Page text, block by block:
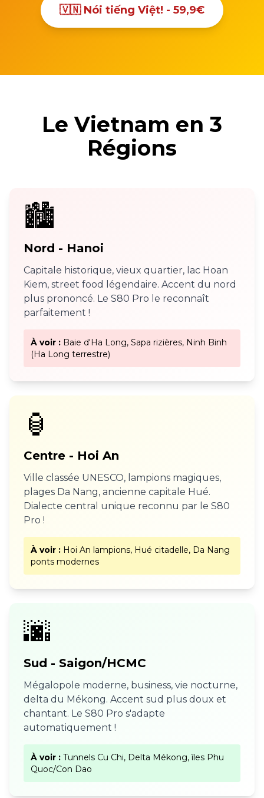
🇻🇳 Nói tiếng Việt! - 59,9€
Le Vietnam en 3
Régions
🏙️
Nord - Hanoi
Capitale historique, vieux quartier, lac Hoan
Kiem, street food légendaire. Accent du nord
plus prononcé. Le S80 Pro le reconnaît
parfaitement !
À voir : Baie d'Ha Long, Sapa rizières, Ninh Binh
(Ha Long terrestre)
🏮
Centre - Hoi An
Ville classée UNESCO, lampions magiques,
plages Da Nang, ancienne capitale Hué.
Dialecte central unique reconnu par le S80
Pro !
À voir : Hoi An lampions, Hué citadelle, Da Nang
ponts modernes
🌆
Sud - Saigon/HCMC
Mégalopole moderne, business, vie nocturne,
delta du Mékong. Accent sud plus doux et
chantant. Le S80 Pro s'adapte
automatiquement !
À voir : Tunnels Cu Chi, Delta Mékong, îles Phu
Quoc/Con Dao